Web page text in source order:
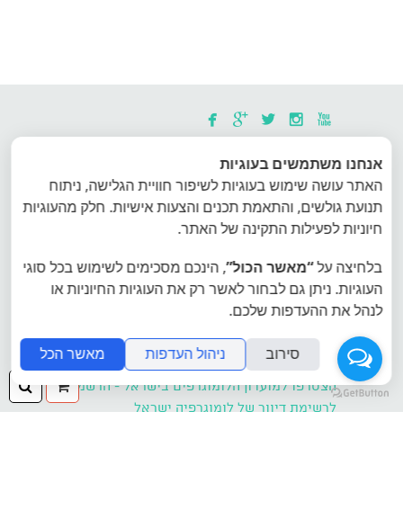
    
לומוגרפיהזה לצלם ולא לדעת מה יצא בסוף -
להפתיע,לחוות את הלאו-פיי האמיתי -
הדיגיטאליות רק מתקרבות אליה -להתרשם
-להתנסות בתוך המגבלות - להשתפר.
ישראל, ט.ל.ח.
הצטרפו למועדון הלומוגרפים בישראל - הרשמה
לרשימת דיוור של לומוגרפיה ישראל
ההזמנה
אנחנו משתמשים בעוגיות
האתר עושה שימוש בעוגיות לשיפור חוויית הגלישה, ניתוח
תנועת גולשים, והתאמת תכנים והצעות אישיות. חלק מהעוגיות
חיוניות לפעילות התקינה של האתר.
בלחיצה על“מאשר הכול”, הינכם מסכימים לשימוש בכל סוגי
העוגיות. ניתן גם לבחור לאשר רק את העוגיות החיוניות או
לנהל את ההעדפות שלכם.
סירוב ניהול העדפות מאשר הכל